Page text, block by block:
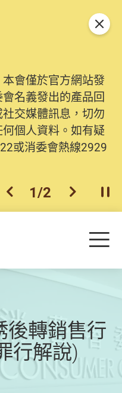
會僅於官方網站發
名義發出的產品回
交媒體訊息，切勿
個人資料。如有疑
或消委會熱線2929
上一個
1/2 下一個開
關閉
目
後轉銷售行
行解說)